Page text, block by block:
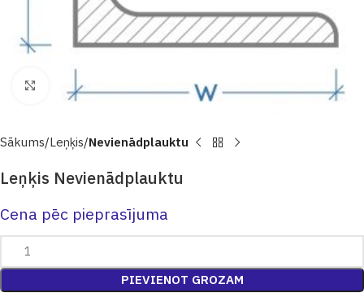
Click to enlarge
Sākums Leņķis Nevienādplauktu
Leņķis Nevienādplauktu
Cena pēc pieprasījuma
PIEVIENOT GROZAM